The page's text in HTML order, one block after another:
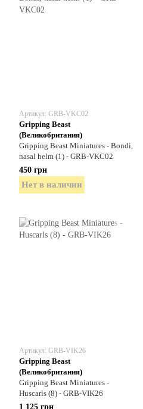
Артикул: GRB-VKC02
Gripping Beast
(Великобритания)
Gripping Beast Miniatures - Bondi,
nasal helm (1) - GRB-VKC02
450 грн
Нет в наличии
Артикул: GRB-VIK26
Gripping Beast
(Великобритания)
Gripping Beast Miniatures -
Huscarls (8) - GRB-VIK26
1 125 грн